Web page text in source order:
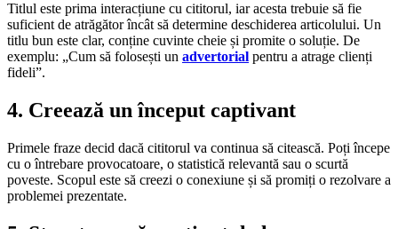
Titlul este prima interacțiune cu cititorul, iar acesta trebuie să fie
suficient de atrăgător încât să determine deschiderea articolului. Un
titlu bun este clar, conține cuvinte cheie și promite o soluție. De
exemplu: „Cum să folosești un advertorial pentru a atrage clienți
fideli”.
4. Creează un început captivant
Primele fraze decid dacă cititorul va continua să citească. Poți începe
cu o întrebare provocatoare, o statistică relevantă sau o scurtă
poveste. Scopul este să creezi o conexiune și să promiți o rezolvare a
problemei prezentate.